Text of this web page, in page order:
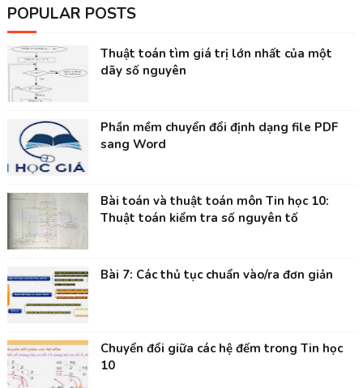
POPULAR POSTS
Thuật toán tìm giá trị lớn nhất của một
dãy số nguyên
Phần mềm chuyển đổi định dạng file PDF
sang Word
Bài toán và thuật toán môn Tin học 10:
Thuật toán kiểm tra số nguyên tố
Bài 7: Các thủ tục chuẩn vào/ra đơn giản
Chuyển đổi giữa các hệ đếm trong Tin học
10